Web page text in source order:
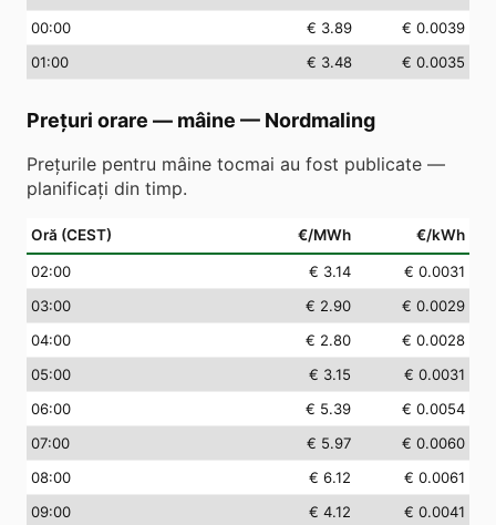
00:00 € 3.89
€ 0.0039
01:00 € 3.48 € 0.0035
Prețuri orare — mâine — Nordmaling
Prețurile pentru mâine tocmai au fost publicate —
planificați din timp.
Oră (CEST) €/MWh €/kWh
02:00 € 3.14
€ 0.0031
03:00 € 2.90
€ 0.0029
04:00 € 2.80
€ 0.0028
05:00 € 3.15
€ 0.0031
06:00 € 5.39
€ 0.0054
07:00 € 5.97
€ 0.0060
08:00 € 6.12
€ 0.0061
09:00 € 4.12
€ 0.0041